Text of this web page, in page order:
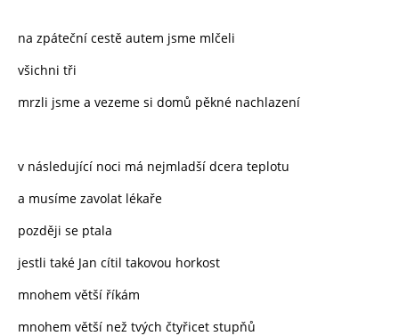
na zpáteční cestě autem jsme mlčeli
všichni tři
mrzli jsme a vezeme si domů pěkné nachlazení
v následující noci má nejmladší dcera teplotu
a musíme zavolat lékaře
později se ptala
jestli také Jan cítil takovou horkost
mnohem větší říkám
mnohem větší než tvých čtyřicet stupňů